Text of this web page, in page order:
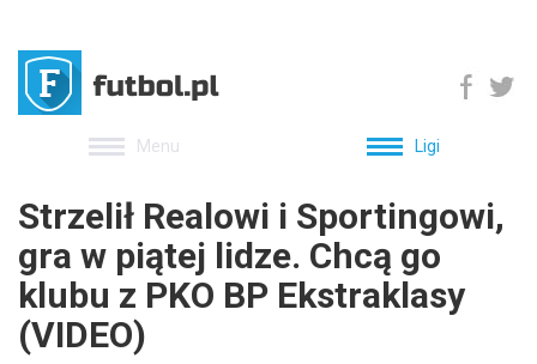
Menu Ligi
Strzelił Realowi i Sportingowi,
gra w piątej lidze. Chcą go
klubu z PKO BP Ekstraklasy
(VIDEO)